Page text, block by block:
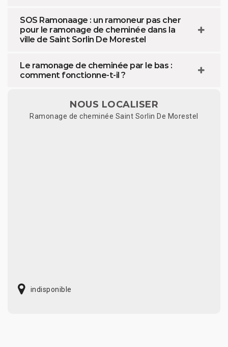
SOS Ramonaage : un ramoneur pas cher
pour le ramonage de cheminée dans la
ville de Saint Sorlin De Morestel
Le ramonage de cheminée par le bas :
comment fonctionne-t-il ?
NOUS LOCALISER
Ramonage de cheminée Saint Sorlin De Morestel
indisponible